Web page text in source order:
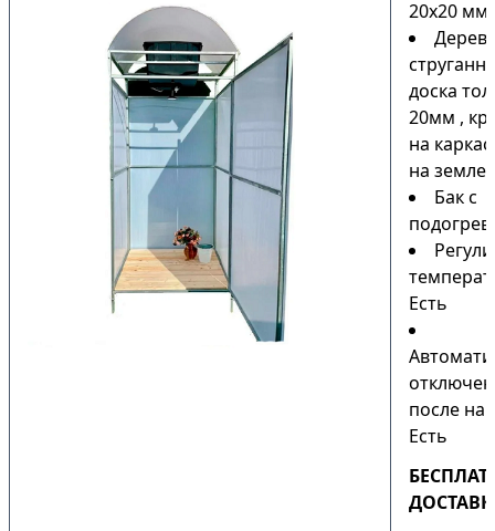
20х20 мм
доска
20мм ,
на
на земле)
Бак с
Есть
после
Есть